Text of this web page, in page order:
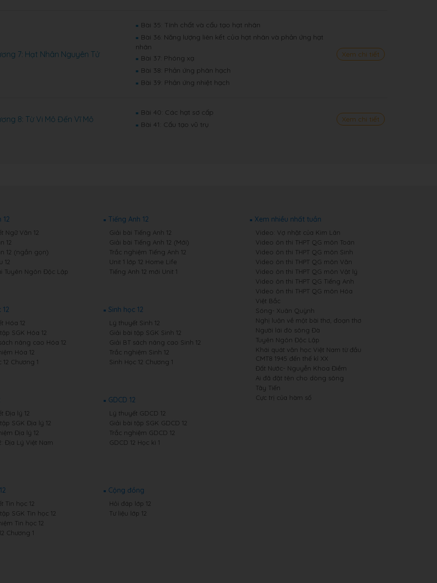
7: Hạt Nhân Nguyên Tử
■ Bài 35: Tính chất và cấu tạo hạt nhân
■ Bài 36: Năng lượng liên kết của hạt nhân và phản ứng hạt
nhân
■ Bài 37: Phóng xạ
■ Bài 38: Phản ứng phân hạch
■ Bài 39: Phản ứng nhiệt hạch
Xem chi tiết
8: Từ Vi Mô Đến Vĩ Mô
■ Bài 40: Các hạt sơ cấp
■ Bài 41: Cấu tạo vũ trụ
Xem chi tiết
12
Ngữ Văn 12
12
12 (ngắn gọn)
12
Tuyên Ngôn Độc Lập
Tiếng Anh 12
Giải bài Tiếng Anh 12
Giải bài Tiếng Anh 12 (Mới)
Trắc nghiệm Tiếng Anh 12
Unit 1 lớp 12 Home Life
Tiếng Anh 12 mới Unit 1
Hóa 12
SGK Hóa 12
nâng cao Hóa 12
Hóa 12
12 Chương 1
Sinh học 12
Lý thuyết Sinh 12
Giải bài tập SGK Sinh 12
Giải BT sách nâng cao Sinh 12
Trắc nghiệm Sinh 12
Sinh Học 12 Chương 1
Địa lý 12
SGK Địa lý 12
Địa lý 12
Địa Lý Việt Nam
GDCD 12
Lý thuyết GDCD 12
Giải bài tập SGK GDCD 12
Trắc nghiệm GDCD 12
GDCD 12 Học kì 1
Tin học 12
SGK Tin học 12
Tin học 12
Chương 1
Cộng đồng
Hỏi đáp lớp 12
Tư liệu lớp 12
Xem nhiều nhất tuần
Video: Vợ nhặt của Kim Lân
Video ôn thi THPT QG môn Toán
Video ôn thi THPT QG môn Sinh
Video ôn thi THPT QG môn Văn
Video ôn thi THPT QG môn Vật lý
Video ôn thi THPT QG Tiếng Anh
Video ôn thi THPT QG môn Hóa
Việt Bắc
Sóng- Xuân Quỳnh
Nghị luận về một bài thơ, đoạn thơ
Người lái đò sông Đà
Tuyên Ngôn Độc Lập
Khái quát văn học Việt Nam từ đầu
CMT8 1945 đến thế kỉ XX
Đất Nước- Nguyễn Khoa Điềm
Ai đã đặt tên cho dòng sông
Tây Tiến
Cực trị của hàm số